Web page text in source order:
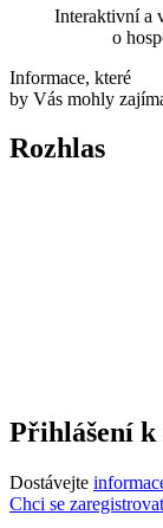
Interaktivní a
o
Informace, které
by Vás mohly
Rozhlas
Přihlášení
Dostávejte
Chci se zaregistrovat